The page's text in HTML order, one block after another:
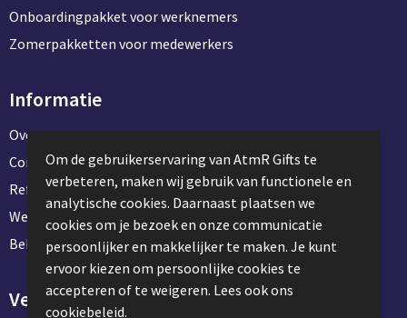
Onboardingpakket voor werknemers
Zomerpakketten voor medewerkers
Informatie
Over ons
Contact en klantenservice
Referentie projecten
Werken & stage bij AtmR Gifts
Bekijk kantoorbenodigdheden
Veilig winkelen
Om de gebruikerservaring van AtmR Gifts te
verbeteren, maken wij gebruik van functionele en
analytische cookies. Daarnaast plaatsen we
cookies om je bezoek en onze communicatie
persoonlijker en makkelijker te maken. Je kunt
ervoor kiezen om persoonlijke cookies te
accepteren of te weigeren. Lees ook ons
cookiebeleid.